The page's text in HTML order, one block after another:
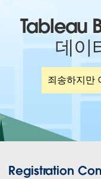
Tableau
데이
죄송하지만
Registration